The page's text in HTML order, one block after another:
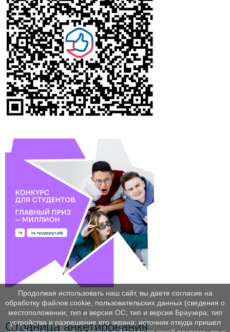
Страница анкетирования
Продолжая использовать наш сайт, вы даете согласие на
обработку файлов cookie, пользовательских данных (сведения о
местоположении; тип и версия ОС; тип и версия Браузера; тип
устройства и разрешение его экрана; источник откуда пришел